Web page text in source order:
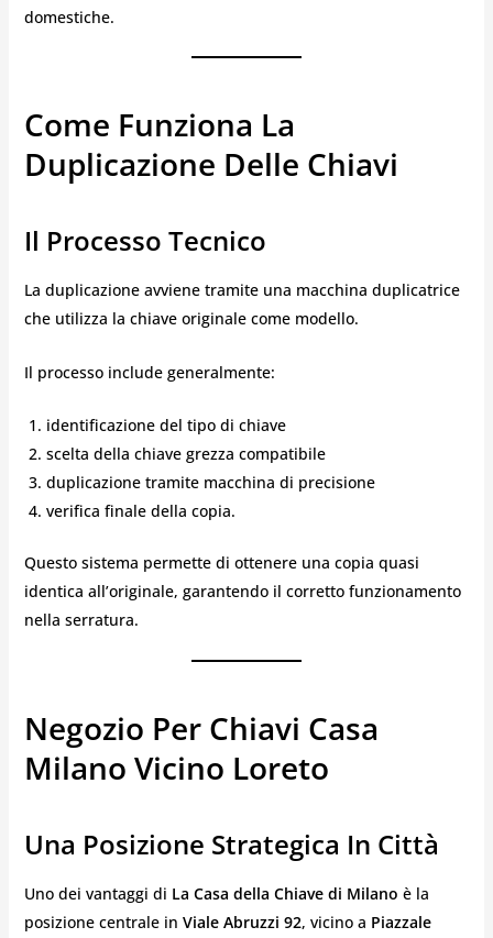
domestiche.
Come Funziona La
Duplicazione Delle Chiavi
Il Processo Tecnico
La duplicazione avviene tramite una macchina duplicatrice
che utilizza la chiave originale come modello.
Il processo include generalmente:
identificazione del tipo di chiave
scelta della chiave grezza compatibile
duplicazione tramite macchina di precisione
verifica finale della copia.
Questo sistema permette di ottenere una copia quasi
identica all’originale, garantendo il corretto funzionamento
nella serratura.
Negozio Per Chiavi Casa
Milano Vicino Loreto
Una Posizione Strategica In Città
Uno dei vantaggi di La Casa della Chiave di Milano è la
posizione centrale in Viale Abruzzi 92, vicino a Piazzale